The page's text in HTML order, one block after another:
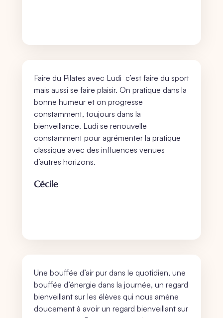
Faire du Pilates avec Ludi c’est faire du sport
mais aussi se faire plaisir. On pratique dans la
bonne humeur et on progresse
constamment, toujours dans la
bienveillance. Ludi se renouvelle
constamment pour agrémenter la pratique
classique avec des influences venues
d’autres horizons.
Cécile
Une bouffée d’air pur dans le quotidien, une
bouffée d’énergie dans la journée, un regard
bienveillant sur les élèves qui nous amène
doucement à avoir un regard bienveillant sur